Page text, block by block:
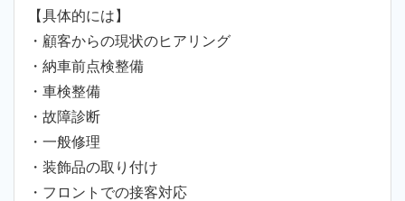
【具体的には】
・顧客からの現状のヒアリング
・納車前点検整備
・車検整備
・故障診断
・一般修理
・装飾品の取り付け
・フロントでの接客対応